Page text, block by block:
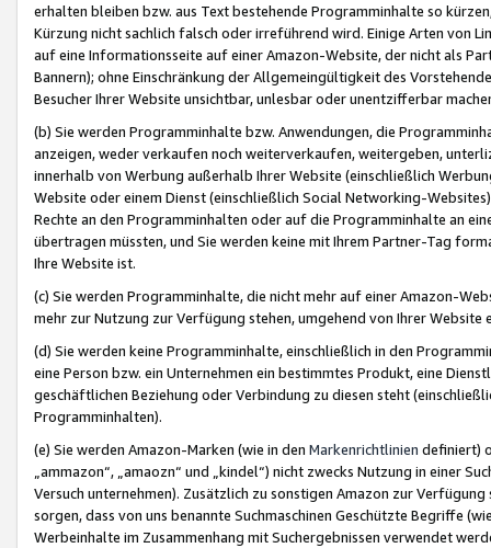
erhalten bleiben bzw. aus Text bestehende Programminhalte so
Kürzung nicht sachlich falsch oder irreführend wird. Einige Arten von
auf eine Informationsseite auf einer Amazon-Website, der nicht als
Bannern); ohne Einschränkung der Allgemeingültigkeit des
Besucher Ihrer Website unsichtbar, unlesbar oder unentzifferbar
(b) Sie werden Programminhalte bzw. Anwendungen, die
anzeigen, weder verkaufen noch weiterverkaufen, weitergeben,
innerhalb von Werbung außerhalb Ihrer Website (einschließlich
Website oder einem Dienst (einschließlich Social Networking-
Rechte an den Programminhalten oder auf die Programminhalte an
übertragen müssten, und Sie werden keine mit Ihrem Partner-Tag
Ihre Website ist.
(c) Sie werden Programminhalte, die nicht mehr auf einer Amazon-
mehr zur Nutzung zur Verfügung stehen, umgehend von Ihrer
(d) Sie werden keine Programminhalte, einschließlich in den
eine Person bzw. ein Unternehmen ein bestimmtes Produkt, eine
geschäftlichen Beziehung oder Verbindung zu diesen steht
Programminhalten).
(e) Sie werden Amazon-Marken (wie in den Markenrichtlinien definiert)
„ammazon“, „amaozn“ und „kindel“) nicht zwecks Nutzung in einer
Versuch unternehmen). Zusätzlich zu sonstigen Amazon zur
sorgen, dass von uns benannte Suchmaschinen Geschützte Begriffe
Werbeinhalte im Zusammenhang mit Suchergebnissen verwendet